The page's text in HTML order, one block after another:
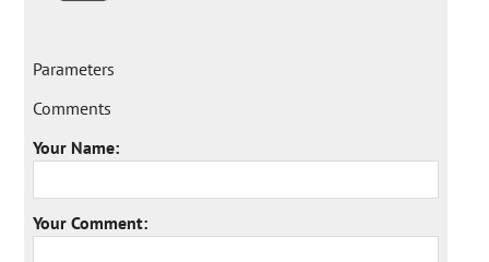
Parameters
Comments
Your Name:
Your Comment: